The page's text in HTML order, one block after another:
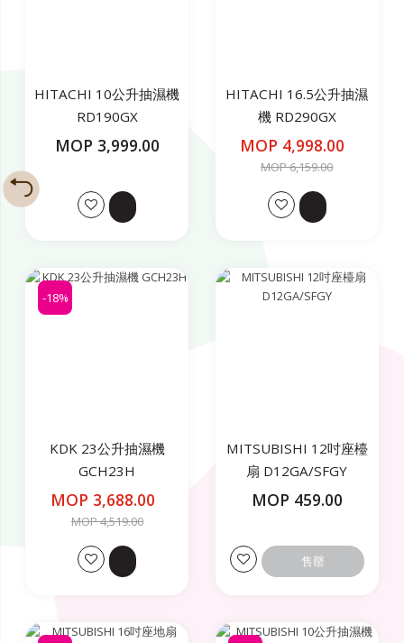
HITACHI 10公升抽濕機
RD190GX
MOP 3,999.00
HITACHI 16.5公升抽濕
機 RD290GX
MOP 4,998.00
MOP 6,159.00
-18%
KDK 23公升抽濕機
GCH23H
MOP 3,688.00
MOP 4,519.00
MITSUBISHI 12吋座檯
扇 D12GA/SFGY
MOP 459.00
售罄